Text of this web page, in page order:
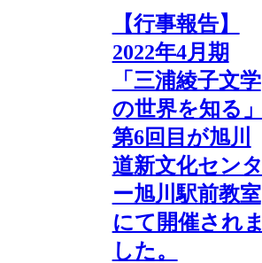
【行事報告】
2022年4月期
「三浦綾子文学
の世界を知る」
第6回目が旭川
道新文化センタ
ー旭川駅前教室
にて開催されま
した。